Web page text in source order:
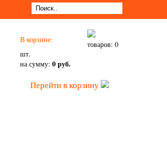
В корзине:
товаров: 0
шт.
на сумму: 0 руб.
Перейти в корзину